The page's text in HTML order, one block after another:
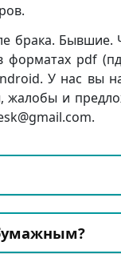
брака. Бывшие.
форматах pdf
У нас вы
жалобы и